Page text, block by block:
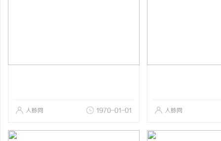
人脉网 1970-01-01 人脉网